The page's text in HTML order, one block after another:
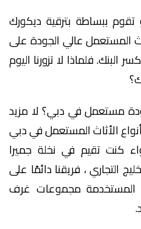
ببساطة بترقية ديكورك
المستعمل عالي الجودة على
فلماذا لا تزورنا اليوم
مستعمل في دبي؟ لا مزيد
الأثاث المستعمل في دبي
كنت تقيم في نخلة جميرا
التجاري ، فريقنا دائمًا على
المستخدمة مجموعات غرف